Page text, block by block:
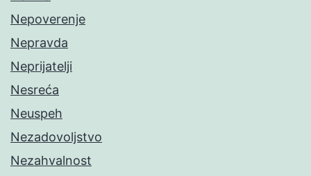
Nepoverenje
Nepravda
Neprijatelji
Nesreća
Neuspeh
Nezadovoljstvo
Nezahvalnost